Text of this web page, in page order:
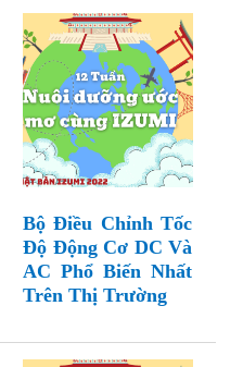
Bộ Điều Chỉnh Tốc
Độ Động Cơ DC Và
AC Phổ Biến Nhất
Trên Thị Trường